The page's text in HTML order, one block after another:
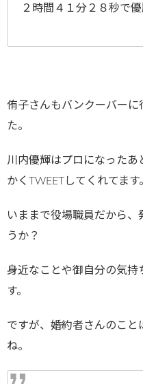
２時間４１分２８秒で優
侑子さんもバンクーバーに
た。
川内優輝はプロになったあ
かくTWEETしてくれてます
いままで役場職員だから、
うか？
身近なことや御自分の気持
す。
ですが、婚約者さんのこと
ね。